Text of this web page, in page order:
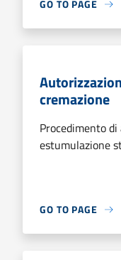
GO TO PAGE
cremazione
Procedimento
estumulazione
GO TO PAGE